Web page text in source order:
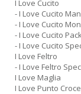
I Love Cucito
- I Love Cucito
- I Love Cucito
- I Love Cucito
- I Love Cucito
I Love Feltro
- I Love Feltro
I Love Maglia
I Love Punto Croce